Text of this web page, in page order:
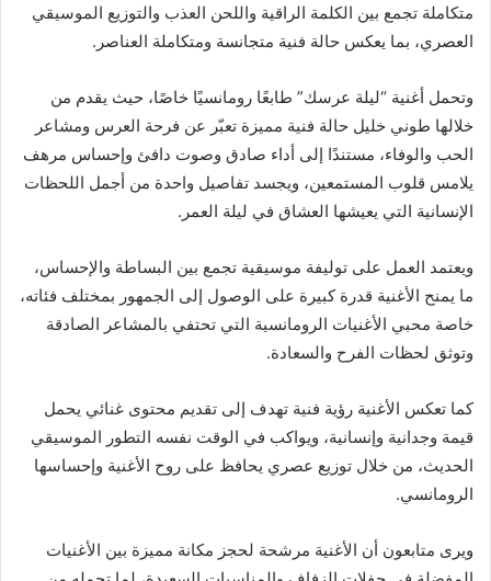
متكاملة تجمع بين الكلمة الراقية واللحن العذب والتوزيع الموسيقي
العصري، بما يعكس حالة فنية متجانسة ومتكاملة العناصر.
وتحمل أغنية “ليلة عرسك” طابعًا رومانسيًا خاصًا، حيث يقدم من
خلالها طوني خليل حالة فنية مميزة تعبّر عن فرحة العرس ومشاعر
الحب والوفاء، مستندًا إلى أداء صادق وصوت دافئ وإحساس مرهف
يلامس قلوب المستمعين، ويجسد تفاصيل واحدة من أجمل اللحظات
الإنسانية التي يعيشها العشاق في ليلة العمر.
ويعتمد العمل على توليفة موسيقية تجمع بين البساطة والإحساس،
ما يمنح الأغنية قدرة كبيرة على الوصول إلى الجمهور بمختلف فئاته،
خاصة محبي الأغنيات الرومانسية التي تحتفي بالمشاعر الصادقة
وتوثق لحظات الفرح والسعادة.
كما تعكس الأغنية رؤية فنية تهدف إلى تقديم محتوى غنائي يحمل
قيمة وجدانية وإنسانية، ويواكب في الوقت نفسه التطور الموسيقي
الحديث، من خلال توزيع عصري يحافظ على روح الأغنية وإحساسها
الرومانسي.
ويرى متابعون أن الأغنية مرشحة لحجز مكانة مميزة بين الأغنيات